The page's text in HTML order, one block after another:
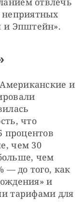
и Эпштейн».
и
что
процентов
чем 30
чем
— до того, как
и
тарифами для